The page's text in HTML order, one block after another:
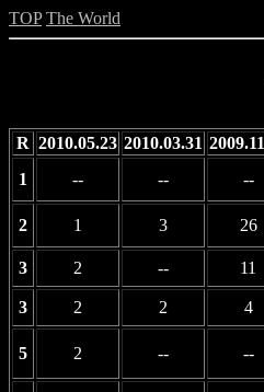
TOP The World
R 2010.05.23 2010.03.31
1
-- -- --
2 1 3 26
3 2 -- 11
3 2 2 4
5 2 -- --